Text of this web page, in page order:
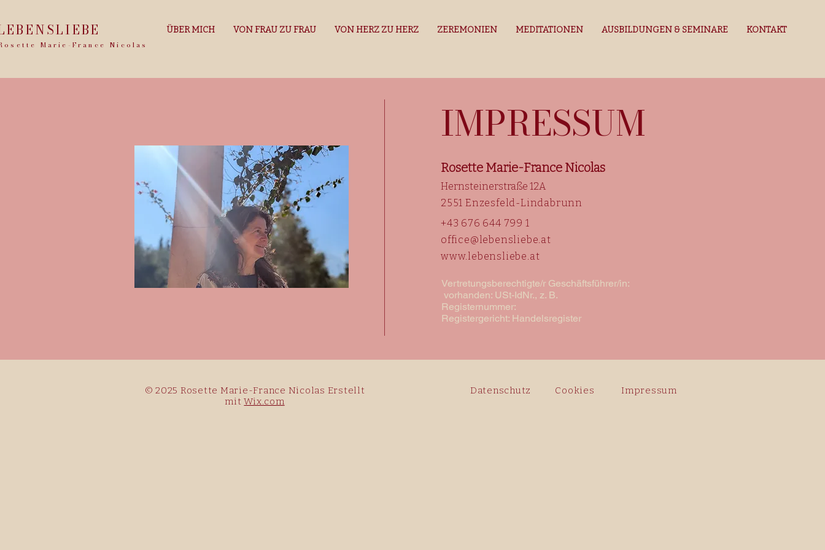
ÜBER MICH VON FRAU ZU FRAU VON HERZ ZU HERZ ZEREMONIEN MEDITATIONEN AUSBILDUNGEN & SEMINARE KONTAKT
Marie-France Nicolas
IMPRESSUM
Rosette Marie-France Nicolas
​Hernsteinerstraße 12A
2551 Enzesfeld-Lindabrunn
+43 676 644 799 1
office@lebensliebe.at
www.lebensliebe.at
Vertretungsberechtigte/r Geschäftsführer/in:
vorhanden: USt-IdNr., z. B.
Registernummer:
Registergericht: Handelsregister
© 2025 Rosette Marie-France Nicolas Erstellt
mitWix.com
Datenschutz Cookies Impressum